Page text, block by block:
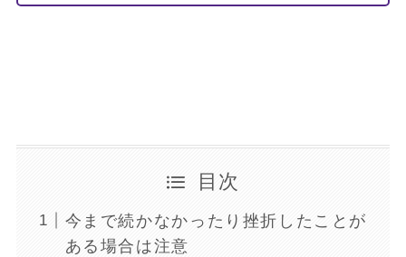
目次
今まで続かなかったり挫折したことが
ある場合は注意